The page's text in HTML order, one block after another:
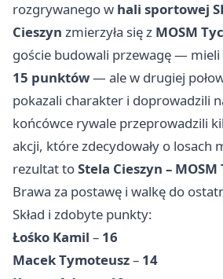
rozgrywanego w hali sportowej
Cieszyn zmierzyła się z MOSM
goście budowali przewagę —
15 punktów— ale w drugiej
pokazali charakter i doprowadzili
końcówce rywale przeprowadzili
akcji, które zdecydowały o losach
rezultat toStela Cieszyn –
Brawa za postawę i walkę do
Skład i zdobyte punkty:
Łośko Kamil – 16
Macek Tymoteusz– 14